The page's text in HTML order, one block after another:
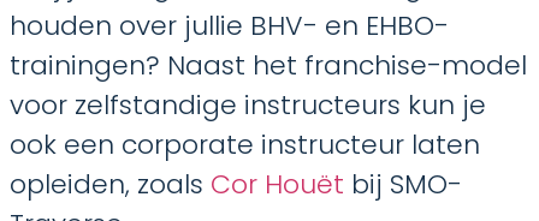
houden over jullie BHV- en EHBO-
trainingen? Naast het franchise-model
voor zelfstandige instructeurs kun je
ook een corporate instructeur laten
opleiden, zoals Cor Houët bij SMO-